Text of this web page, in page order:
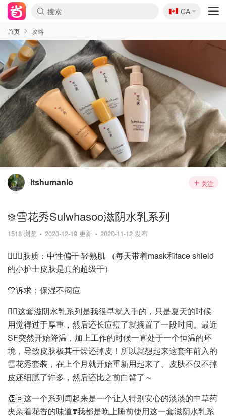
🇨🇦
CA
首页 攻略
Itshumanlo 关注
❄️雪花秀Sulwhasoo滋阴水乳系列
1518 浏览 2020-12-19 更新 2020-11-12 发布
🙆🏻‍♀️肤质：中性偏干 轻熟肌 （每天带着mask和face shield
的小护士皮肤是真的超级干）
🤍诉求：保湿不闷痘
👉🏻这套滋阴水乳系列是我很早就入手的，只是夏天的时候
用觉得过于厚重，然后还长痘痘了就搁置了一段时间。最近
SF突然开始降温，加上工作的时候一直处于一个恒温的环
境，导致皮肤极其干燥还掉皮！所以就想起来这套年前入的
雪花秀套装，在上个月就开始重新用起来了。皮肤不仅不掉
皮还细腻了许多，然后还比之前白皙了～
👏🏻这一个系列闻起来是一个让人特别安心的淡淡的中草药
夹杂着花香的味道❣️我都是晚上睡前使用这一套滋阴水乳系